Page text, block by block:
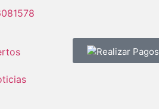
Realizar Pagos